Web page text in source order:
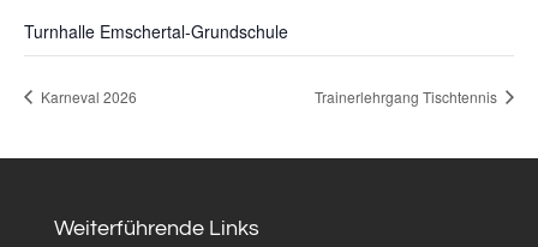
Turnhalle Emschertal-Grundschule
Karneval 2026 Trainerlehrgang Tischtennis
Weiterführende Links